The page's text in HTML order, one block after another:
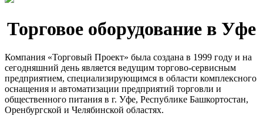
Торговое оборудование в Уфе
Компания «Торговый Проект» была создана в 1999 году и на
сегодняшний день является ведущим торгово-сервисным
предприятием, специализирующимся в области комплексного
оснащения и автоматизации предприятий торговли и
общественного питания в г. Уфе, Республике Башкортостан,
Оренбургской и Челябинской областях.